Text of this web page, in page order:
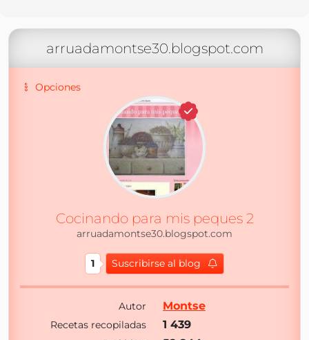
arruadamontse30.blogspot.com
Opciones
Cocinando para mis peques 2
arruadamontse30.blogspot.com
1 Suscribirse al blog
Autor Montse
Recetas recopiladas 1 439